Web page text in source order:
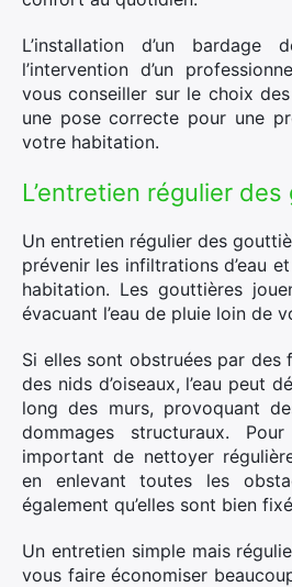
L’installation d’un bardage
l’intervention d’un
vous conseiller sur le choix
une pose correcte pour une
votre habitation.
L’entretien régulier
Un entretien régulier des
prévenir les infiltrations d’eau
habitation. Les gouttières
évacuant l’eau de pluie loin de
Si elles sont obstruées par des
des nids d’oiseaux, l’eau peut
long des murs, provoquant
dommages structuraux.
important de nettoyer
en enlevant toutes les
également qu’elles sont bien
Un entretien simple mais
vous faire économiser